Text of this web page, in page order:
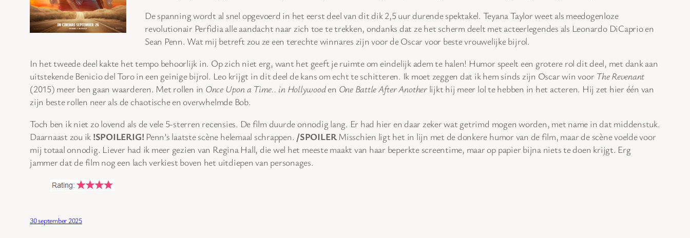
De spanning wordt al snel opgevoerd in het eerst deel van dit dik 2,5 uur durende spektakel. Teyana Taylor weet als meedogenloze
revolutionair Perfidia alle aandacht naar zich toe te trekken, ondanks dat ze het scherm deelt met acteerlegendes als Leonardo DiCaprio en
Sean Penn. Wat mij betreft zou ze een terechte winnares zijn voor de Oscar voor beste vrouwelijke bijrol.
In het tweede deel kakte het tempo behoorlijk in. Op zich niet erg, want het geeft je ruimte om eindelijk adem te halen! Humor speelt een grotere rol dit deel, met dank aan
uitstekende Benicio del Toro in een geinige bijrol. Leo krijgt in dit deel de kans om echt te schitteren. Ik moet zeggen dat ik hem sinds zijn Oscar win voor The Revenant
(2015) meer ben gaan waarderen. Met rollen in Once Upon a Time.. in Hollywooden One Battle After Anotherlijkt hij meer lol te hebben in het acteren. Hij zet hier één van
zijn beste rollen neer als de chaotische en overwhelmde Bob.
Toch ben ik niet zo lovend als de vele 5-sterren recensies. De film duurde onnodig lang. Er had hier en daar zeker wat getrimd mogen worden, met name in dat middenstuk.
Daarnaast zou ik !SPOILERIG! Penn’s laatste scène helemaal schrappen. /SPOILERMisschien ligt het in lijn met de donkere humor van de film, maar de scène voelde voor
mij totaal onnodig. Liever had ik meer gezien van Regina Hall, die wel het meeste maakt van haar beperkte screentime, maar op papier bijna niets te doen krijgt. Erg
jammer dat de film nog een lach verkiest boven het uitdiepen van personages.
30 september 2025